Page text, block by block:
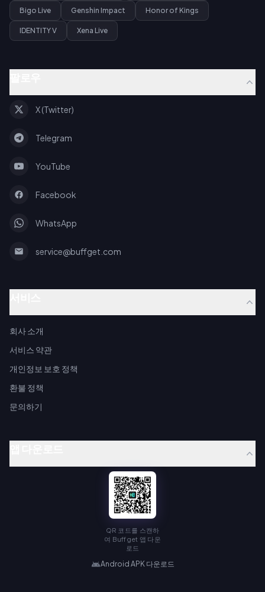
Bigo Live Genshin Impact Honor of Kings
IDENTITY V Xena Live
X (Twitter)
Telegram
YouTube
Facebook
WhatsApp
service@buffget.com
회사 소개
서비스 약관
개인정보 보호 정책
환불 정책
문의하기
QR 코드를 스캔하
여 Buffget 앱 다운
로드
Android APK 다운로드